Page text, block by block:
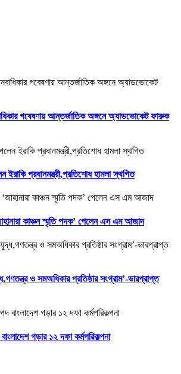
গবেষণায় আন্তর্জাতিক অঙ্গনে অ্যাডভোকেট ফারুক
ইরাকি প্রধানমন্ত্রী,প্রতিশোধ হামলা স্থগিত
কাঞ্চন স্মৃতি পদক’ পেলেন এস এম আজাদ
ও সমঅধিকার প্রতিষ্ঠার সংগ্রাম’-ভারপ্রাপ্ত
গড়ার ১২ দফা কর্মপরিকল্পনা